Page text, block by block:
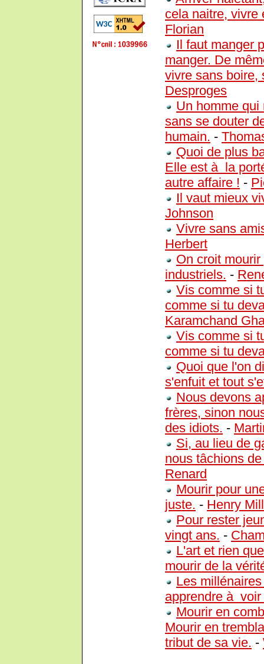
cela naitre, vivre
Florian
Il faut manger
manger. De
vivre sans boire,
Desproges
Un homme qui
sans se douter
humain. -
Quoi de plus
Elle est à la
autre affaire ! -
Il vaut mieux
Johnson
Vivre sans
Herbert
On croit
industriels. -
Vis comme si
comme si tu
Karamchand
Vis comme si
comme si tu
Quoi que l'on
s'enfuit et tout
Nous devons
frères, sinon
des idiots. -
Si, au lieu de
nous tâchions
Renard
Mourir pour
juste. - Henry
Pour rester
vingt ans. -
L'art et rien
mourir de la
Les
apprendre à voir
Mourir en
Mourir en
tribut de sa vie. -